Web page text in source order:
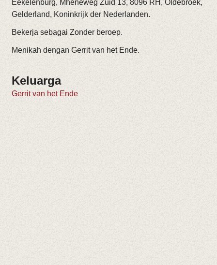
Eekelenburg, Mheneweg Zuid 13, 8096 RH, Oldebroek,
Gelderland, Koninkrijk der Nederlanden.
Bekerja sebagai Zonder beroep.
Menikah dengan Gerrit van het Ende.
Keluarga
Gerrit van het Ende